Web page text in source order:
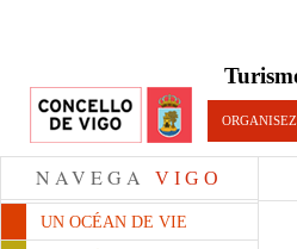
NAVEGA VIGO
UN OCÉAN DE VIE